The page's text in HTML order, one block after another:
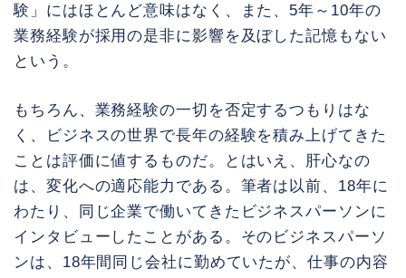
験」にはほとんど意味はなく、また、5年～10年の
業務経験が採用の是非に影響を及ぼした記憶もない
という。
もちろん、業務経験の一切を否定するつもりはな
く、ビジネスの世界で長年の経験を積み上げてきた
ことは評価に値するものだ。とはいえ、肝心なの
は、変化への適応能力である。筆者は以前、18年に
わたり、同じ企業で働いてきたビジネスパーソンに
インタビューしたことがある。そのビジネスパーソ
ンは、18年間同じ会社に勤めていたが、仕事の内容